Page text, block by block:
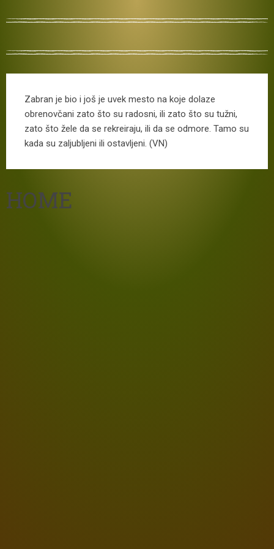
Zabran je bio i još je uvek mesto na koje dolaze
obrenovčani zato što su radosni, ili zato što su tužni,
zato što žele da se rekreiraju, ili da se odmore. Tamo su
kada su zaljubljeni ili ostavljeni. (VN)
HOME